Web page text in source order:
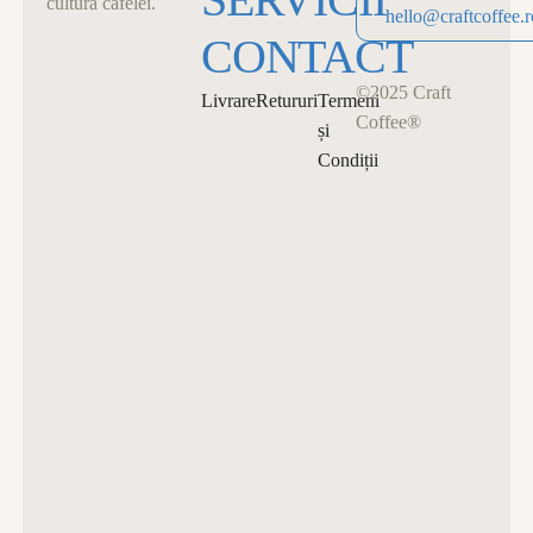
CONTACT
LivrareRetururiTermeni
și
Condiții
©2025 Craft
Coffee®